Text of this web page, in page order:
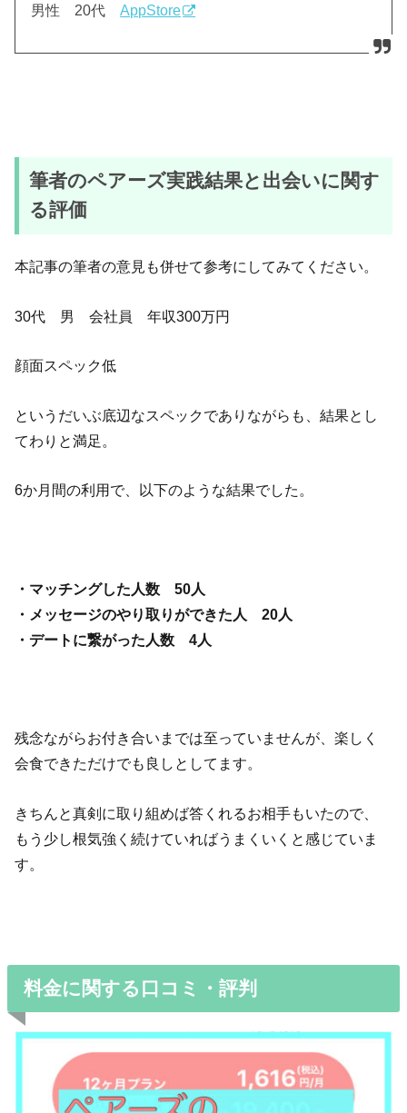
男性 20代AppStore
筆者のペアーズ実践結果と出会いに関す
る評価
本記事の筆者の意見も併せて参考にしてみてください。
30代 男 会社員 年収300万円
顔面スペック低
というだいぶ底辺なスペックでありながらも、結果とし
てわりと満足。
6か月間の利用で、以下のような結果でした。
・マッチングした人数 50人
・メッセージのやり取りができた人 20人
・デートに繋がった人数 4人
残念ながらお付き合いまでは至っていませんが、楽しく
会食できただけでも良しとしてます。
きちんと真剣に取り組めば答くれるお相手もいたので、
もう少し根気強く続けていればうまくいくと感じていま
す。
料金に関する口コミ・評判